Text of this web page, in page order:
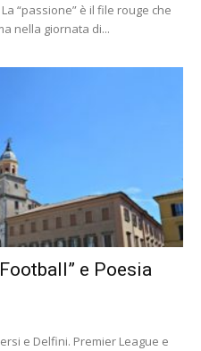
“passione” è il file rouge che
nella giornata di...
e Poesia
e Delfini. Premier League e